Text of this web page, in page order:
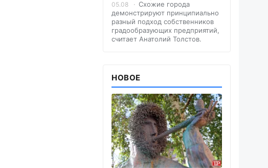
05.08
Схожие города
демонстрируют принципиально
разный подход собственников
градообразующих предприятий,
считает Анатолий Толстов.
НОВОЕ